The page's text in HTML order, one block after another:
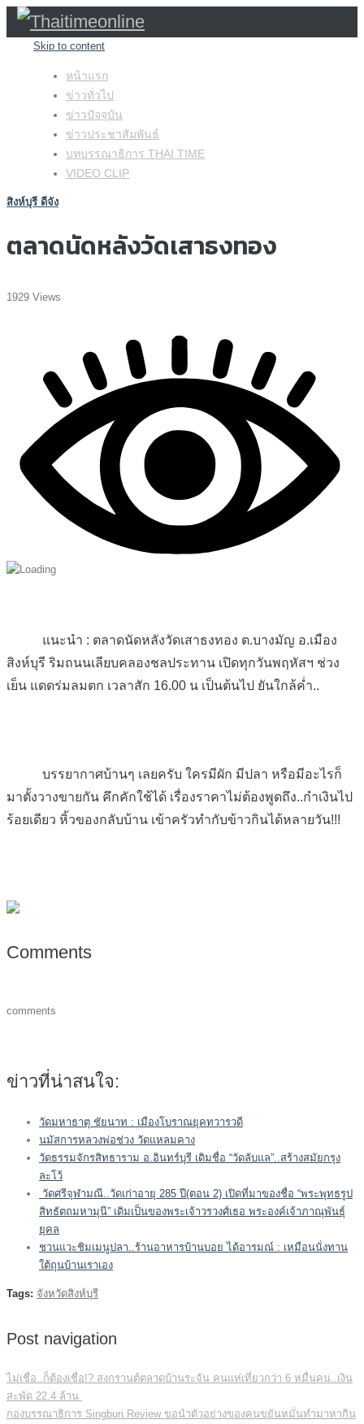
Skip to content
หน้าแรก
ข่าวทั่วไป
ข่าวปัจจุบัน
ข่าวประชาสัมพันธ์
บทบรรณาธิการ THAI TIME
VIDEO CLIP
สิงห์บุรี ดีจัง
ตลาดนัดหลังวัดเสาธงทอง
1929 Views
แนะนำ : ตลาดนัดหลังวัดเสาธงทอง ต.บางมัญ อ.เมือง
สิงห์บุรี ริมถนนเลียบคลองชลประทาน เปิดทุกวันพฤหัสฯ ช่วง
เย็น แดดร่มลมตก เวลาสัก 16.00 น เป็นต้นไป ยันใกล้ค่ำ..
บรรยากาศบ้านๆ เลยครับ ใครมีผัก มีปลา หรือมีอะไรก็
มาตั้งวางขายกัน คึกคักใช้ได้ เรื่องราคาไม่ต้องพูดถึง..กำเงินไป
ร้อยเดียว หิ้วของกลับบ้าน เข้าครัวทำกับข้าวกินได้หลายวัน!!!
Comments
comments
ข่าวที่น่าสนใจ:
วัดมหาธาตุ ชัยนาท : เมืองโบราณยุคทวารวดี
นมัสการหลวงพ่อช่วง วัดแหลมคาง
วัดธรรมจักรสิทธาราม อ.อินทร์บุรี เดิมชื่อ “วัดลับแล”..สร้างสมัยกรุง
ละโว้
วัดศรีจุฬามณี..วัดเก่าอายุ 285 ปี(ตอน 2) เปิดที่มาของชื่อ “พระพุทธรูป
สิทธัตถมหามุนี” เดิมเป็นของพระเจ้าวรวงศ์เธอ พระองค์เจ้าภาณุพันธุ์
ยุคล
ชวนแวะชิมเมนูปลา..ร้านอาหารบ้านบอย ได้อารมณ์ : เหมือนนั่งทาน
ใต้ถุนบ้านเราเอง
Tags: จังหวัดสิงห์บุรี
Post navigation
ไม่เชื่อ..ก็ต้องเชื่อ!? สงกรานต์ตลาดบ้านระจัน คนแห่เที่ยวกว่า 6 หมื่นคน..เงิน
สะพัด 22.4 ล้าน
กองบรรณาธิการ Singburi Review ขอนำตัวอย่างของคนขยันหมั่นทำมาหากิน